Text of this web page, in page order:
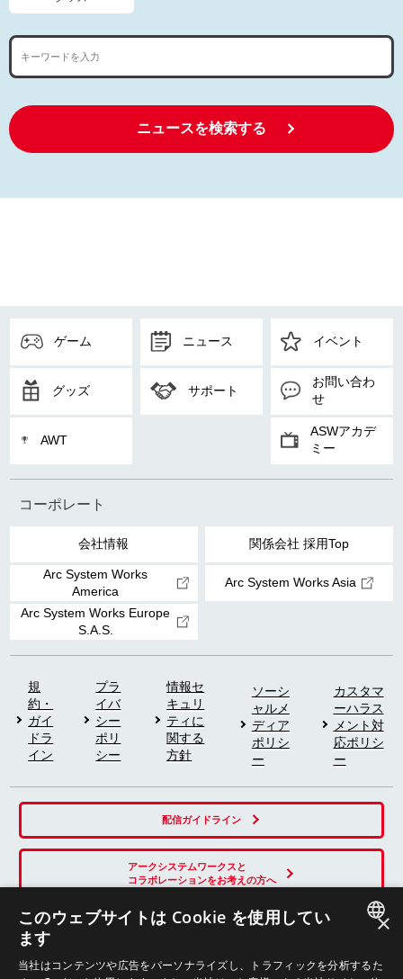
ニュースを検索する
ゲーム ニュース イベント
グッズ サポート
お問い合わ
せ
AWT
ASWアカデ
ミー
コーポレート
会社情報 関係会社 採用Top
Arc System Works
America
Arc System Works Asia
Arc System Works Europe
S.A.S.
規
約・
ガイ
ドラ
イン
プラ
イバ
シー
ポリ
シー
情報セ
キュリ
ティに
関する
方針
ソーシ
ャルメ
ディア
ポリシ
ー
カスタマ
ーハラス
メント対
応ポリシ
ー
配信ガイドライン
アークシステムワークスと
コラボレーションをお考えの方へ
SNS
×
このウェブサイトは Cookie を使用してい
ます
当社はコンテンツや広告をパーソナライズし、トラフィックを分析するた